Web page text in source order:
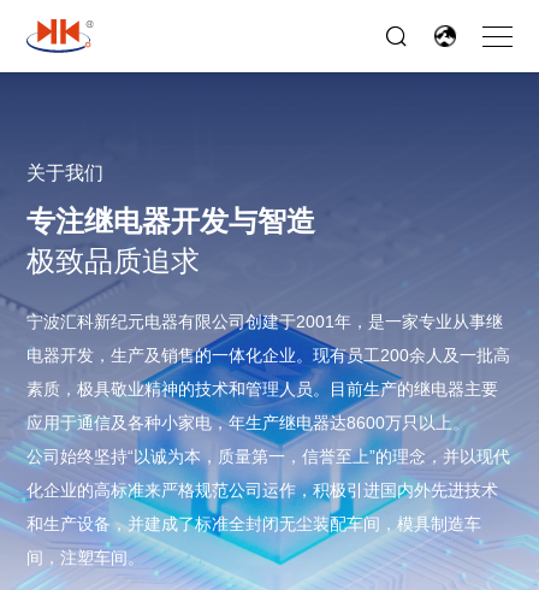
关于我们
专注继电器开发与智造
极致品质追求
宁波汇科新纪元电器有限公司创建于2001年，是一家专业从事继
电器开发，生产及销售的一体化企业。现有员工200余人及一批高
素质，极具敬业精神的技术和管理人员。目前生产的继电器主要
应用于通信及各种小家电，年生产继电器达8600万只以上。
公司始终坚持“以诚为本，质量第一，信誉至上”的理念，并以现代
化企业的高标准来严格规范公司运作，积极引进国内外先进技术
和生产设备，并建成了标准全封闭无尘装配车间，模具制造车
间，注塑车间。